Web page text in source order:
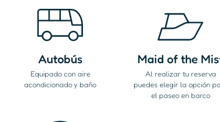
Autobús
Equipado con aire
acondicionado y baño
Maid of the
Al realizar tu reserva
puedes elegir la opción
el paseo en barco